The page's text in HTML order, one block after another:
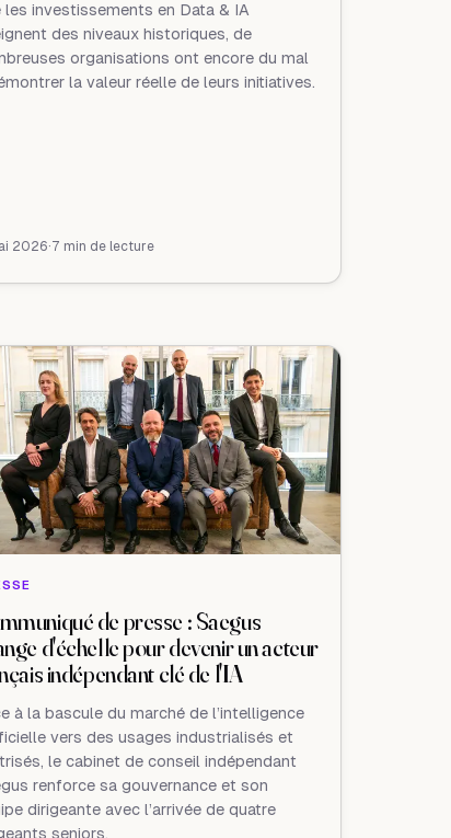
les investissements en Data & IA
des niveaux historiques, de
organisations ont encore du mal
la valeur réelle de leurs initiatives.
2026·7 min de lecture
de presse : Saegus
d'échelle pour devenir un acteur
indépendant clé de l'IA
à la bascule du marché de l’intelligence
vers des usages industrialisés et
le cabinet de conseil indépendant
renforce sa gouvernance et son
dirigeante avec l’arrivée de quatre
seniors.